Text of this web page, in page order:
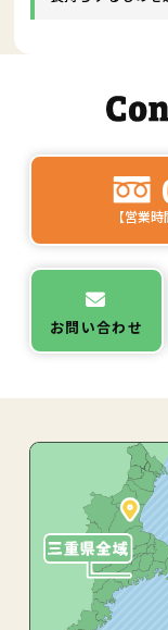
【営業
お問い合わせ